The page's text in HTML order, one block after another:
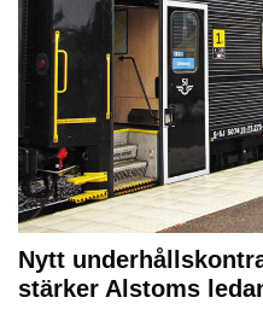
Nytt
stärker Alstoms